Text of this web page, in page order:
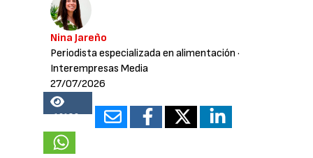
Nina Jareño
Periodista especializada en alimentación ·
Interempresas Media
27/07/2026
16189